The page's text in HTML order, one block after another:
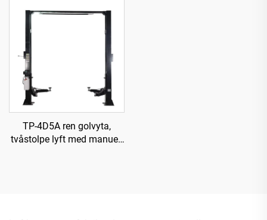
TP-4D5A ren golvyta,
tvåstolpe lyft med manuell